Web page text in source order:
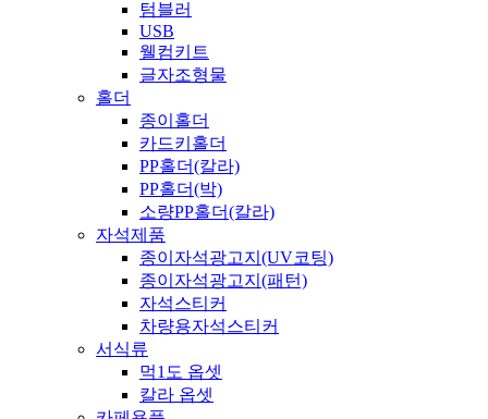
텀블러
USB
웰컴키트
글자조형물
홀더
종이홀더
카드키홀더
PP홀더(칼라)
PP홀더(박)
소량PP홀더(칼라)
자석제품
종이자석광고지(UV코팅)
종이자석광고지(패턴)
자석스티커
차량용자석스티커
서식류
먹1도 옵셋
칼라 옵셋